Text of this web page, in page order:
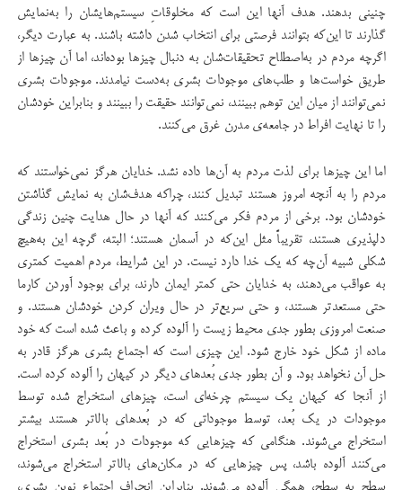
چنینی بدهند. هدف آنها این است که مخلوقاتِ سیستم‌هایشان را به‌نمایش
گذارند تا این‌که بتوانند فرصتی برای انتخاب شدن داشته باشند. به عبارت دیگر،
اگرچه مردم در به‌اصطلاح تحقیقات‌شان به دنبال چیزها بوده‌اند، اما آن چیزها از
طریق خواست‌ها و طلب‌های موجودات بشری به‌دست نیامدند. موجودات بشری
نمی‌توانند از میان این توهم ببینند، نمی‌توانند حقیقت را ببینند و بنابراین خودشان
را تا نهایت افراط در جامعه‌ی مدرن غرق می‌کنند.
اما این چیزها برای لذت مردم به آن‌ها داده نشد. خدایان هرگز نمی‌خواستند که
مردم را به آنچه امروز هستند تبدیل کنند، چراکه هدف‌شان به نمایش گذاشتن
خودشان بود. برخی از مردم فکر می‌کنند که آنها در حال هدایت چنین زندگی
دلپذیری هستند، تقریباً مثل این‌که در آسمان هستند؛ البته، گرچه این به‌هیچ
شکلی شبیه آن‌چه که یک خدا دارد نیست. در این شرایط، مردم اهمیت کمتری
به عواقب می‌دهند، به خدایان حتی کمتر ایمان دارند، برای بوجود آوردن کارما
حتی مستعد‌تر هستند، و حتی سریع‌تر در حال ویران کردن خودشان هستند. و
صنعت امروزی بطور جدی محیط زیست را آلوده کرده و باعث شده است که خود
ماده از شکل خود خارج شود. این چیزی است که اجتماع بشری هرگز قادر به
حل آن نخواهد بود. و آن بطور جدی بُعد‌های دیگر در کیهان را آلوده کرده است.
از آنجا که کیهان یک سیستم چرخه‌ای است، چیزهای استخراج شده توسط
موجودات در یک بُعد، توسط موجوداتی که در بُعد‌های بالاتر هستند بیشتر
استخراج می‌شوند. هنگامی که چیزهایی که موجودات در بُعد بشری استخراج
می‌کنند آلوده باشد، پس چیزهایی که در مکان‌های بالاتر استخراج می‌شوند،